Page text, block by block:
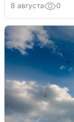
8 августа 0